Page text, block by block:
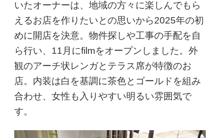
いたオーナーは、地域の方々に楽しんでもら
えるお店を作りたいとの思いから2025年の初
めに開店を決意。物件探しや工事の手配を自
ら行い、11月にfilmをオープンしました。外
観のアーチ状レンガとテラス席が特徴のお
店。内装は白を基調に茶色とゴールドを組み
合わせ、女性も入りやすい明るい雰囲気で
す。